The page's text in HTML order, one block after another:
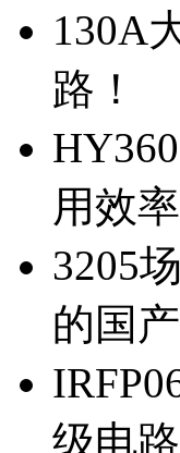
130A
路！
用效
3205
的国
级电